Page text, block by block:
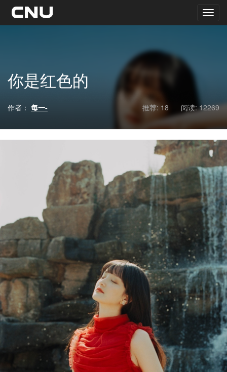
你是红色的
作者： 每一- 推荐: 18 阅读:12269